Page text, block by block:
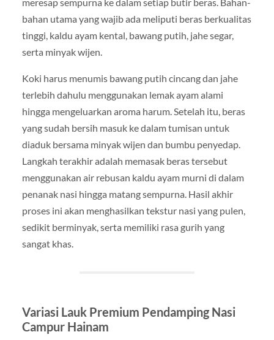
bahan utama yang wajib ada meliputi beras berkualitas
tinggi, kaldu ayam kental, bawang putih, jahe segar,
serta minyak wijen.
Koki harus menumis bawang putih cincang dan jahe
terlebih dahulu menggunakan lemak ayam alami
hingga mengeluarkan aroma harum. Setelah itu, beras
yang sudah bersih masuk ke dalam tumisan untuk
diaduk bersama minyak wijen dan bumbu penyedap.
Langkah terakhir adalah memasak beras tersebut
menggunakan air rebusan kaldu ayam murni di dalam
penanak nasi hingga matang sempurna. Hasil akhir
proses ini akan menghasilkan tekstur nasi yang pulen,
sedikit berminyak, serta memiliki rasa gurih yang
sangat khas.
Variasi Lauk Premium Pendamping Nasi
Campur Hainam